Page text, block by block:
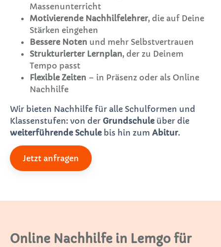
Massenunterricht
Motivierende Nachhilfelehrer, die auf Deine
Stärken eingehen
Bessere Noten und mehr Selbstvertrauen
Strukturierter Lernplan, der zu Deinem
Tempo passt
Flexible Zeiten – in Präsenz oder als Online
Nachhilfe
Wir bieten Nachhilfe für alle Schulformen und
Klassenstufen: von der Grundschule über die
weiterführende Schule bis hin zum Abitur.
Jetzt anfragen
Online Nachhilfe in Lemgo für